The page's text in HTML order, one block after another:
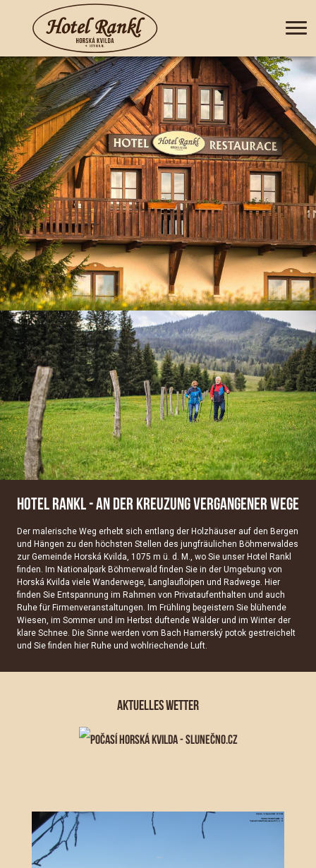
+420 388 435 044
HOTEL RANKL - AN DER KREUZUNG VERGANGENER WEGE
Der malerische Weg erhebt sich entlang der Holzhäuser auf den Bergen
und Hängen zu den höchsten Stellen des jungfräulichen Böhmerwaldes
zur Gemeinde Horská Kvilda, 1075 m ü. d. M., wo Sie unser Hotel Rankl
finden. Im Nationalpark Böhmerwald finden Sie in der Umgebung von
Horská Kvilda viele Wanderwege, Langlaufloipen und Radwege. Hier
finden Sie Entspannung im Rahmen von Privataufenthalten und auch
Ruhe für Firmenveranstaltungen. Im Frühling begeistern Sie blühende
Wiesen, im Sommer und im Herbst duftende Wälder und im Winter der
klare Schnee. Die Sinne werden vom Bach Hamerský potok gestreichelt
und Sie finden hier Ruhe und wohlriechende Luft.
AKTUELLES WETTER